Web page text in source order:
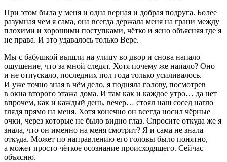
При этом была у меня и одна верная и добрая подруга. Более
разумная чем я сама, она всегда держала меня на грани между
плохими и хорошими поступками, чётко и ясно объясняя где я
не права. И это удавалось только Вере.
Мы с бабушкой вышли на улицу во двор и снова напало
ощущение, что за мной следят. Хотя почему же напало? Оно
и не отпускало, последних пол года только усиливалось.
И уже точно зная в чём дело, я подняла голову, посмотрев
в окна второго этажа дома. И там как и каждое утро… да нет
впрочем, как и каждый день, вечер… стоял наш сосед нагло
глядя прямо на меня. Хотя конечно он всегда носил чёрные
очки, через которые не было видно глаз. Спросите откуда же я
знала, что он именно на меня смотрит? Я и сама не знала
откуда. Может по направлению его головы было понятно,
а может просто чёткое осознание происходящего. Сейчас
объясню.